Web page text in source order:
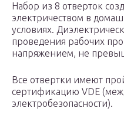
Набор из 8 отверток
электричеством в
условиях.
проведения рабочих
напряжением, не
Все отвертки имеют
сертификацию VDE
электробезопасности).